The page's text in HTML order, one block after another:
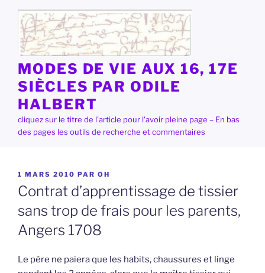
contenu
principal
MODES DE VIE AUX 16, 17E
SIÈCLES PAR ODILE
HALBERT
cliquez sur le titre de l'article pour l'avoir pleine page – En bas
des pages les outils de recherche et commentaires
PUBLIÉ
LE
1 MARS 2010 PAR OH
Contrat d’apprentissage de tissier
sans trop de frais pour les parents,
Angers 1708
Le père ne paiera que les habits, chaussures et linge